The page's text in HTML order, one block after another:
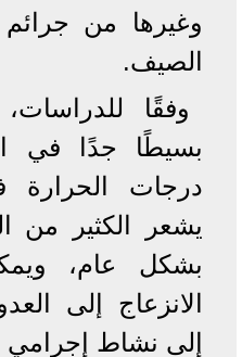
وغيرها من
الصيف.
وفقًا
بسيطًا جدًا في
درجات
يشعر الكثير من
بشكل عام،
الانزعاج إلى
إلى نشاط إجرامي